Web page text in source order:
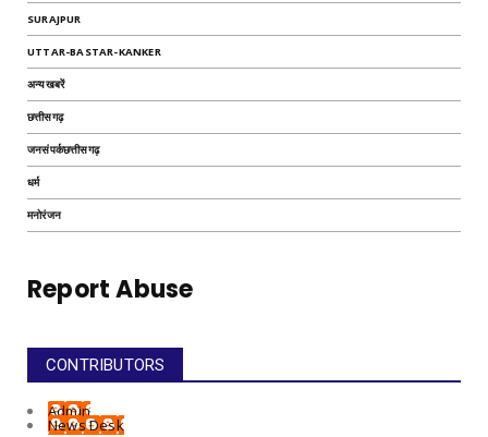
SURAJPUR
UTTAR-BASTAR-KANKER
अन्यखबरें
छत्तीसगढ़
जनसंपर्कछत्तीसगढ़
धर्म
मनोरंजन
Report Abuse
CONTRIBUTORS
Admin
News Desk